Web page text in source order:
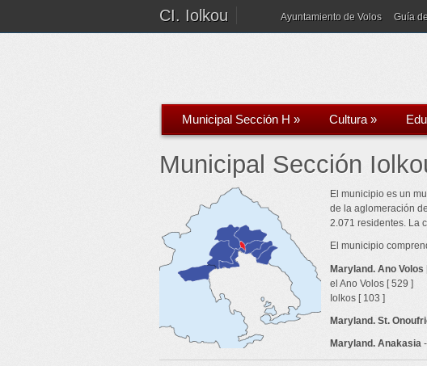
CI. Iolkou Ayuntamiento de Volos Guía
Municipal Sección H » Cultura»
Municipal Sección
El municipio es un
de la aglomeración
2.071 residentes. La
El municipio
Maryland. Ano Volos
el Ano Volos [ 529 ]
Iolkos [ 103 ]
Maryland. St.
Maryland. Anakasia